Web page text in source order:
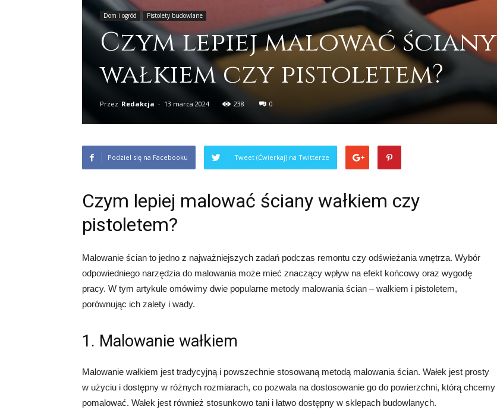
Dom i ogród Pistolety budowlane
Czym lepiej malować ściany
wałkiem czy pistoletem?
Przez Redakcja - 13 marca 2024 238 0
Podziel się na Facebooku Tweet (Ćwierkaj) na Twitterze
Czym lepiej malować ściany wałkiem czy
pistoletem?
Malowanie ścian to jedno z najważniejszych zadań podczas remontu czy odświeżania wnętrza. Wybór
odpowiedniego narzędzia do malowania może mieć znaczący wpływ na efekt końcowy oraz wygodę
pracy. W tym artykule omówimy dwie popularne metody malowania ścian – wałkiem i pistoletem,
porównując ich zalety i wady.
1. Malowanie wałkiem
Malowanie wałkiem jest tradycyjną i powszechnie stosowaną metodą malowania ścian. Wałek jest prosty
w użyciu i dostępny w różnych rozmiarach, co pozwala na dostosowanie go do powierzchni, którą chcemy
pomalować. Wałek jest również stosunkowo tani i łatwo dostępny w sklepach budowlanych.